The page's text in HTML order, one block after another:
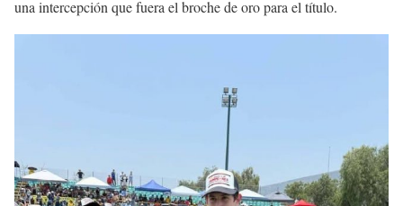
una intercepción que fuera el broche de oro para el título.